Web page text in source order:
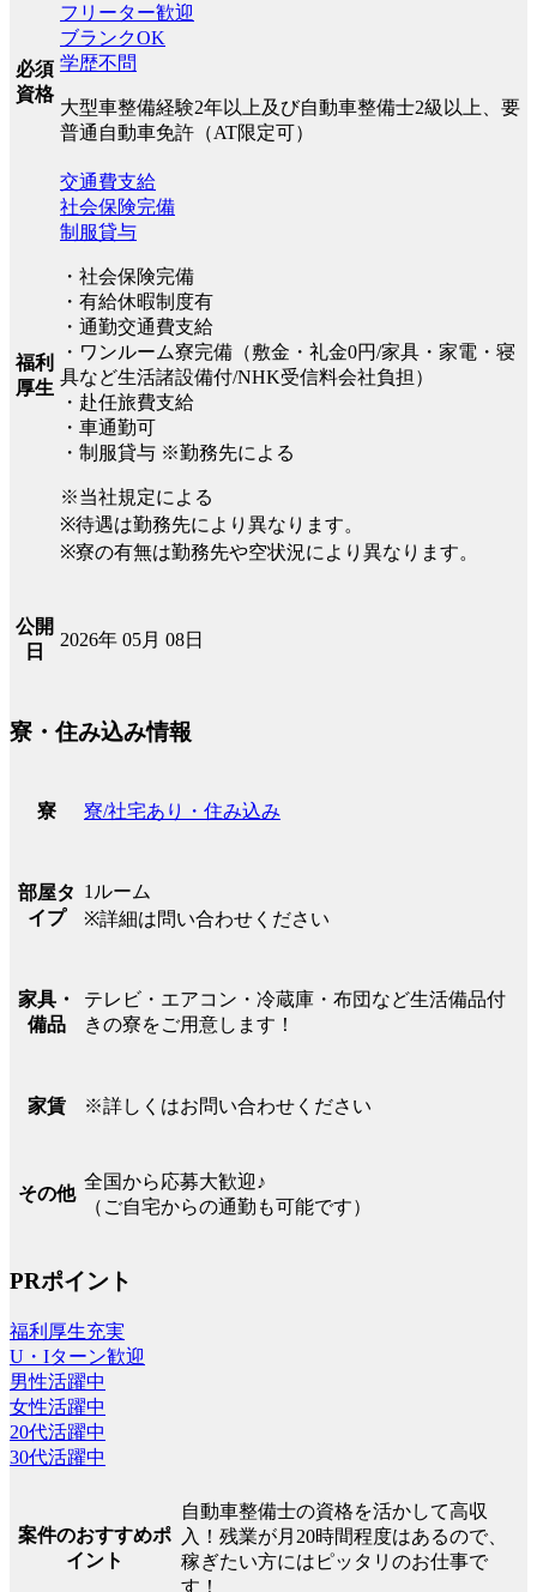
必須
資格
フリーター歓迎
ブランクOK
学歴不問
大型車整備経験2年以上及び自動車整備士2級以上、要
普通自動車免許（AT限定可）
福利
厚生
交通費支給
社会保険完備
制服貸与
・社会保険完備
・有給休暇制度有
・通勤交通費支給
・ワンルーム寮完備（敷金・礼金0円/家具・家電・寝
具など生活諸設備付/NHK受信料会社負担）
・赴任旅費支給
・車通勤可
・制服貸与 ※勤務先による
※当社規定による
※待遇は勤務先により異なります。
※寮の有無は勤務先や空状況により異なります。
公開
日
2026年 05月 08日
寮・住み込み情報
寮 寮/社宅あり・住み込み
部屋タ
イプ
1ルーム
※詳細は問い合わせください
家具・
備品
テレビ・エアコン・冷蔵庫・布団など生活備品付
きの寮をご用意します！
家賃 ※詳しくはお問い合わせください
その他
全国から応募大歓迎♪
（ご自宅からの通勤も可能です）
PRポイント
福利厚生充実
U・Iターン歓迎
男性活躍中
女性活躍中
20代活躍中
30代活躍中
案件のおすすめポ
イント
自動車整備士の資格を活かして高収
入！残業が月20時間程度はあるので、
稼ぎたい方にはピッタリのお仕事で
す！